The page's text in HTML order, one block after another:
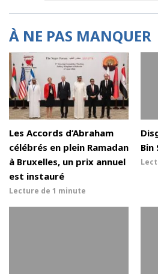
À NE PAS MANQUER
Les Accords d’Abraham
célébrés en plein Ramadan
à Bruxelles, un prix annuel
est instauré
Lecture de 1 minute
Bin